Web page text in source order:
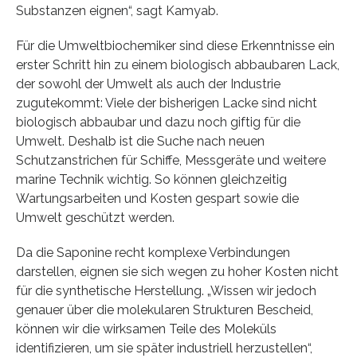
Substanzen eignen“, sagt Kamyab.
Für die Umweltbiochemiker sind diese Erkenntnisse ein
erster Schritt hin zu einem biologisch abbaubaren Lack,
der sowohl der Umwelt als auch der Industrie
zugutekommt: Viele der bisherigen Lacke sind nicht
biologisch abbaubar und dazu noch giftig für die
Umwelt. Deshalb ist die Suche nach neuen
Schutzanstrichen für Schiffe, Messgeräte und weitere
marine Technik wichtig. So können gleichzeitig
Wartungsarbeiten und Kosten gespart sowie die
Umwelt geschützt werden.
Da die Saponine recht komplexe Verbindungen
darstellen, eignen sie sich wegen zu hoher Kosten nicht
für die synthetische Herstellung. „Wissen wir jedoch
genauer über die molekularen Strukturen Bescheid,
können wir die wirksamen Teile des Moleküls
identifizieren, um sie später industriell herzustellen“,